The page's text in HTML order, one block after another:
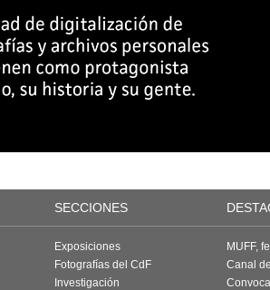
SECCIONES
Exposiciones
Fotografías del CdF
Investigación
MUFF,
Canal